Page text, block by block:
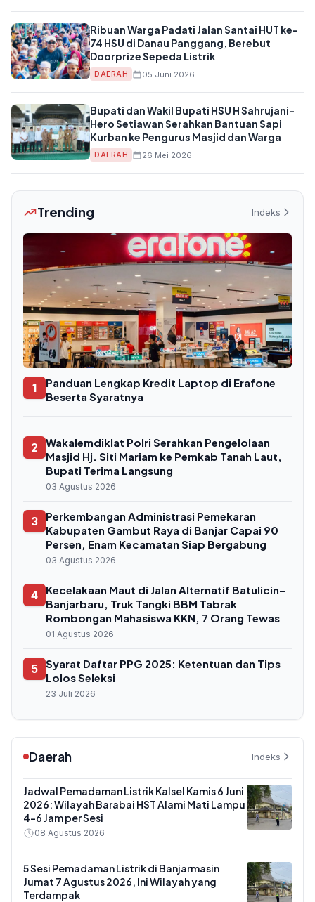
Ribuan Warga Padati Jalan Santai HUT ke-
74 HSU di Danau Panggang, Berebut
Doorprize Sepeda Listrik
DAERAH 05 Juni 2026
Bupati dan Wakil Bupati HSU H Sahrujani-
Hero Setiawan Serahkan Bantuan Sapi
Kurban ke Pengurus Masjid dan Warga
DAERAH 26 Mei 2026
Trending Indeks
1
Panduan Lengkap Kredit Laptop di Erafone
Beserta Syaratnya
2
Wakalemdiklat Polri Serahkan Pengelolaan
Masjid Hj. Siti Mariam ke Pemkab Tanah Laut,
Bupati Terima Langsung
03 Agustus 2026
3
Perkembangan Administrasi Pemekaran
Kabupaten Gambut Raya di Banjar Capai 90
Persen, Enam Kecamatan Siap Bergabung
03 Agustus 2026
4
Kecelakaan Maut di Jalan Alternatif Batulicin–
Banjarbaru, Truk Tangki BBM Tabrak
Rombongan Mahasiswa KKN, 7 Orang Tewas
01 Agustus 2026
5 Syarat Daftar PPG 2025: Ketentuan dan Tips
Lolos Seleksi
23 Juli 2026
Daerah Indeks
Jadwal Pemadaman Listrik Kalsel Kamis 6 Juni
2026: Wilayah Barabai HST Alami Mati Lampu
4-6 Jam per Sesi
08 Agustus 2026
5 Sesi Pemadaman Listrik di Banjarmasin
Jumat 7 Agustus 2026, Ini Wilayah yang
Terdampak